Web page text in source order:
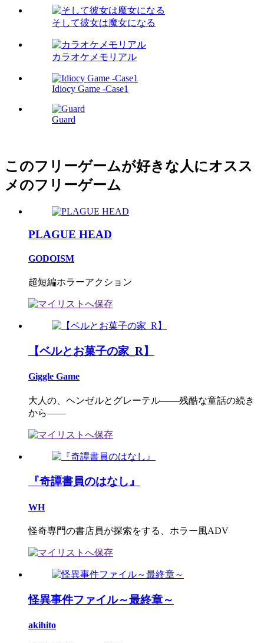
そして彼女は魔女になる
カラオケメモリアル
Idiocy Game -Case1
Guard
このフリーゲームが好きな人にオスス
メのフリーゲーム
PLAGUE HEAD
GODOISM
超短編ホラーアクション
【ベルとお菓子の家_R】
Giggle Game
大人の、ヘンゼルとグレーテル――残酷な童話の続き
から――
『奇譚書員のはなし』
WH
怪奇専門の書店員が探索をする、ホラー風ADV
怪異事件ファイル～最終章～
akihito